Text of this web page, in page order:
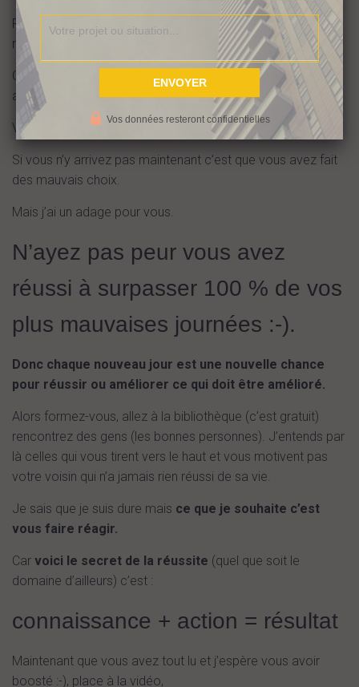
Pas trop vieux pour avoir de nouveaux rêves, pour avoir de
nouveaux buts.
Ce que je souhaite dire c’est qu’il ne faut rien attendre des
autres pour construire votre propre avenir (ou présent).
Vous êtes le maitre de votre vie.
Si vous n’y arrivez pas maintenant c’est que vous avez fait
des mauvais choix.
Mais j’ai un adage pour vous.
N’ayez pas peur vous avez
réussi à surpasser 100 % de vos
plus mauvaises journées :-).
Donc chaque nouveau jour est une nouvelle chance
pour réussir ou améliorer ce qui doit être amélioré.
Alors formez-vous, allez à la bibliothèque (c’est gratuit)
rencontrez des gens (les bonnes personnes). J’entends par
là celles qui vous tirent vers le haut et vous motivent pas
votre voisin qui n’a jamais rien réussi de sa vie.
Je sais que je suis dure mais ce que je souhaite c’est
vous faire réagir.
Car voici le secret de la réussite (quel que soit le
domaine d’ailleurs) c’est :
connaissance + action = résultat
Maintenant que vous avez tout lu et j’espère vous avoir
boosté :-), place à la vidéo,
Vos données resteront confidentielles